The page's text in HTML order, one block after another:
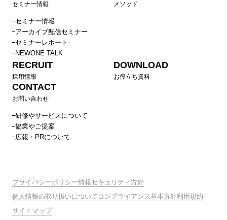
セミナー情報
セミナー情報
アーカイブ配信セミナー
セミナーレポート
NEWONE TALK
メソッド
RECRUIT
採用情報
DOWNLOAD
お役立ち資料
CONTACT
お問い合わせ
研修やサービスについて
協業やご提案
広報・PRについて
プライバシーポリシー情報セキュリティ方針
個人情報の取り扱いについて コンプライアンス基本方針利用規約
サイトマップ